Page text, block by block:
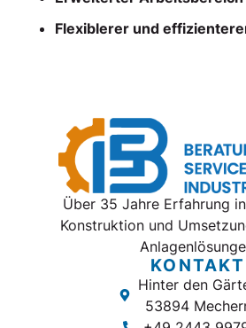
Flexiblerer und
Über 35 Jahre Erfahrung
Konstruktion und
KONTAKT
Hinter den
53894